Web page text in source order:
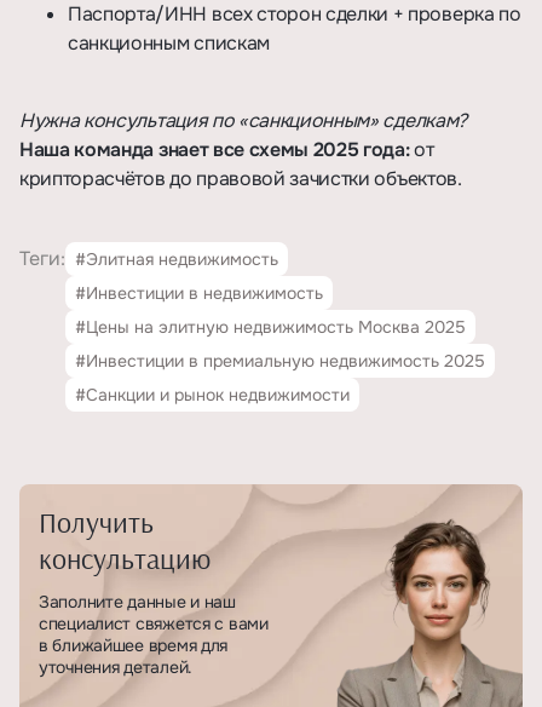
Паспорта/ИНН всех сторон сделки + проверка по
санкционным спискам
Нужна консультация по «санкционным» сделкам?
Наша команда знает все схемы 2025 года:от
крипторасчётов до правовой зачистки объектов.
Теги: #Элитная недвижимость
#Инвестиции в недвижимость
#Цены на элитную недвижимость Москва 2025
#Инвестиции в премиальную недвижимость 2025
#Санкции и рынок недвижимости
Получить
консультацию
Заполните данные и наш
специалист свяжется с вами
в ближайшее время для
уточнения деталей.